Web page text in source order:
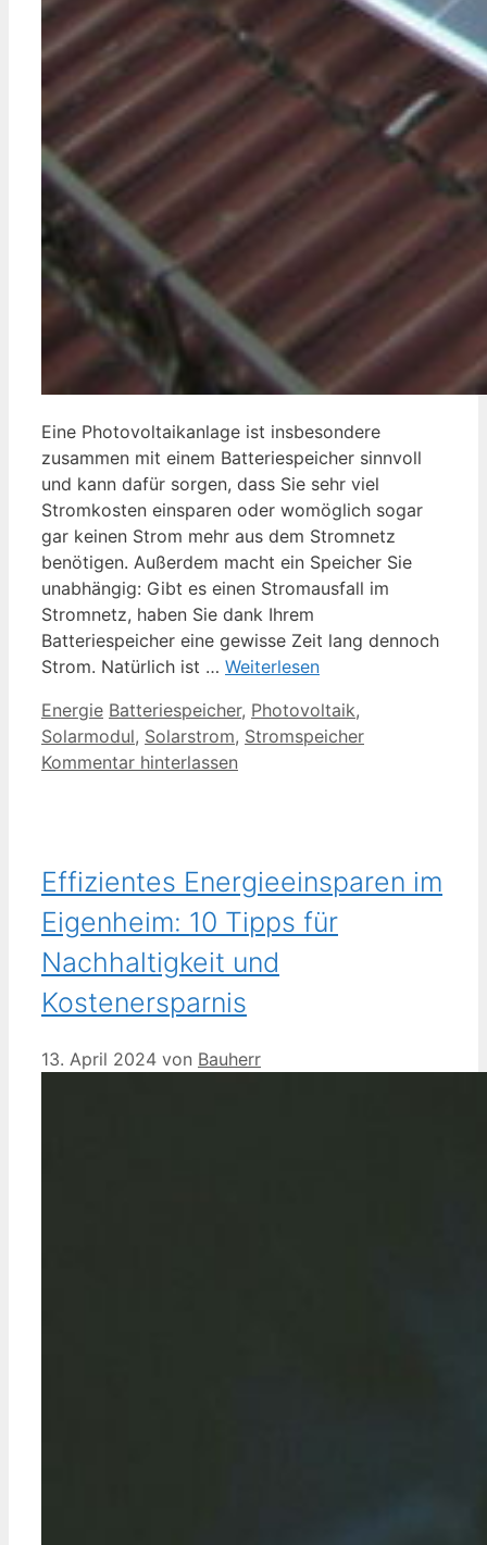
Eine Photovoltaikanlage ist insbesondere
zusammen mit einem Batteriespeicher sinnvoll
und kann dafür sorgen, dass Sie sehr viel
Stromkosten einsparen oder womöglich sogar
gar keinen Strom mehr aus dem Stromnetz
benötigen. Außerdem macht ein Speicher Sie
unabhängig: Gibt es einen Stromausfall im
Stromnetz, haben Sie dank Ihrem
Batteriespeicher eine gewisse Zeit lang dennoch
Strom. Natürlich ist … Weiterlesen
Kategorien
Energie Schlagwörter
Batteriespeicher, Photovoltaik,
Solarmodul, Solarstrom, Stromspeicher
Kommentar hinterlassen
Effizientes Energieeinsparen im
Eigenheim: 10 Tipps für
Nachhaltigkeit und
Kostenersparnis
13. April 2024 von Bauherr